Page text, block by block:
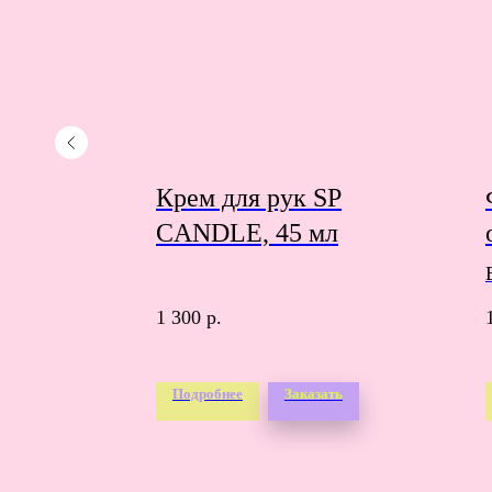
Крем для рук SP
CANDLE, 45 мл
1 300 р.
Подробнее Заказать